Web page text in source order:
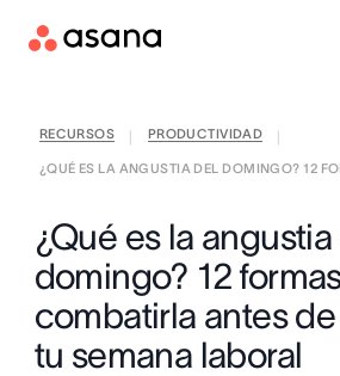
RECURSOS PRODUCTIVIDAD
¿QUÉ ES LA ANGUSTIA DEL DOMINGO? 12
¿Qué es la angustia
domingo? 12
combatirla antes
tu semana laboral